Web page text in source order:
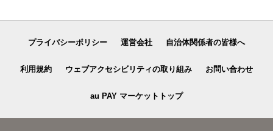
プライバシーポリシー 運営会社 自治体関係者の皆様へ
利用規約 ウェブアクセシビリティの取り組み お問い合わせ
au PAY マーケットトップ